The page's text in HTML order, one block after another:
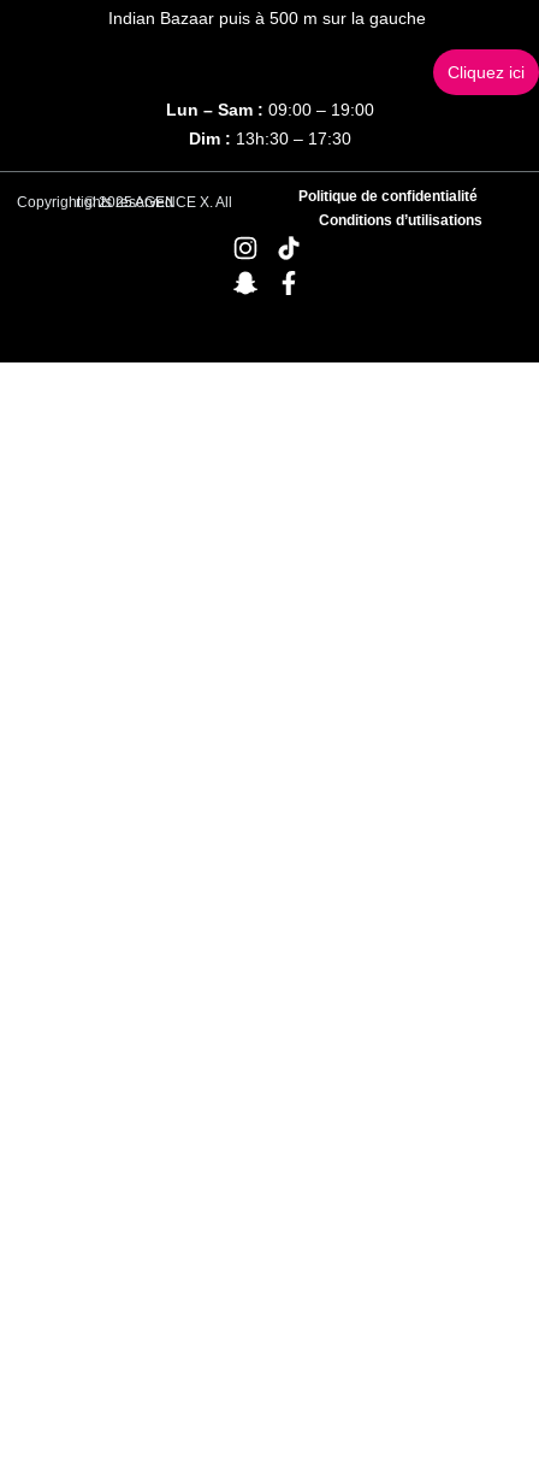
Indian Bazaar puis à 500 m sur la gauche
Cliquez ici
Lun – Sam : 09:00 – 19:00
Dim : 13h:30 – 17:30
Copyright © 2025 AGENCE X. All rights reserved
Politique de confidentialité
Conditions d’utilisations